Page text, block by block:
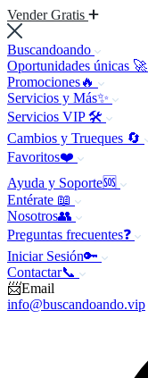
Vender Gratis
Buscandoando
Oportunidades únicas 🚀
Promociones🔥
Servicios y Más✨
Servicios VIP 🛠️
Cambios y Trueques 🔄
Favoritos❤️
Ayuda y Soporte🆘
Entérate 📖
Nosotros👥
Preguntas frecuentes❓
Iniciar Sesión🔑
Contactar📞
📨Email
info@buscandoando.vip